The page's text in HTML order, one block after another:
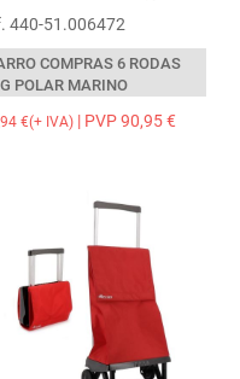
440-51.006472
COMPRAS 6 RODAS
POLAR MARINO
€(+ IVA)| PVP 90,95 €